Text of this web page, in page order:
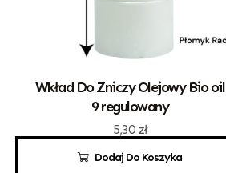
Dodaj Do Koszyka
Wkład Do Zniczy Olejowy Bio oil
9 regulowany
5,30 zł